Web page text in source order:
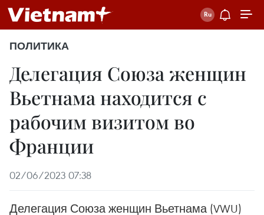
ПОЛИТИКА
Делегация Союза женщин
Вьетнама находится с
рабочим визитом во
Франции
02/06/2023 07:38
Делегация Союза женщин Вьетнама (VWU)